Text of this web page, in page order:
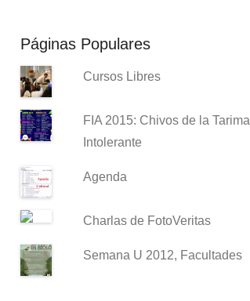
Páginas Populares
Cursos Libres
FIA 2015: Chivos de la Tarima
Intolerante
Agenda
Charlas de FotoVeritas
Semana U 2012, Facultades